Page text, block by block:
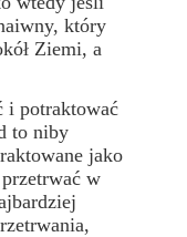
który
Ziemi, a
i potraktować
to niby
jako
w